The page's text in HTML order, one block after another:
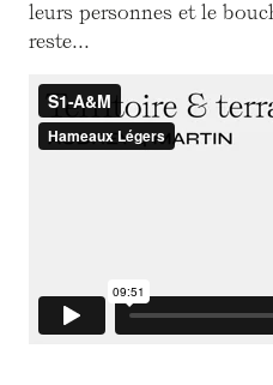
leurs personnes et le
reste...